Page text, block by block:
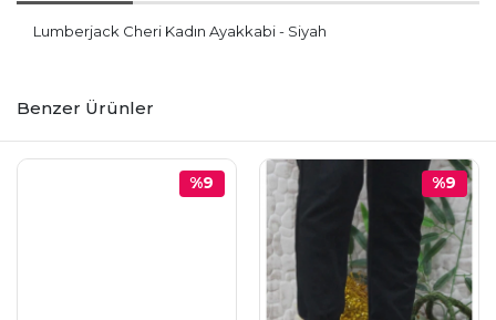
Lumberjack Cheri Kadın Ayakkabi - Siyah
Benzer Ürünler
%9 %9